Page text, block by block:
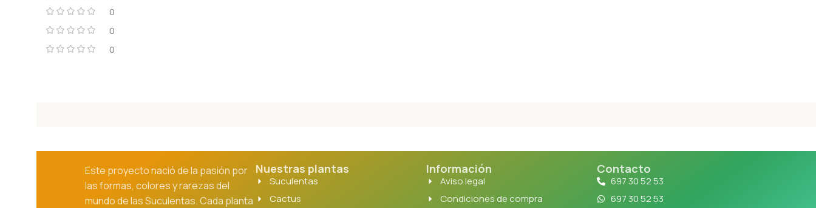
0
0
0
Este proyecto nació de la pasión por
las formas, colores y rarezas del
mundo de las Suculentas. Cada planta
Nuestras plantas
Suculentas
Cactus
Información
Aviso legal
Condiciones de compra
Contacto
697 30 52 53
697 30 52 53